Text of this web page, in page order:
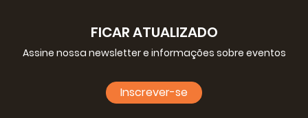
FICAR ATUALIZADO
Assine nossa newsletter e informações sobre eventos
Inscrever-se